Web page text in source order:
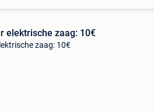
elektrische zaag: 10€
zaag: 10€